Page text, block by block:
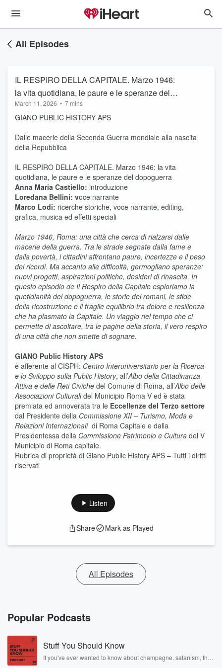
All Episodes
IL RESPIRO DELLA CAPITALE. Marzo 1946:
la vita quotidiana, le paure e le speranze del
dopoguerra
March 11, 2026 • 7 mins
GIANO PUBLIC HISTORY APS
Dalle macerie della Seconda Guerra mondiale alla nascita
della Repubblica
IL RESPIRO DELLA CAPITALE. Marzo 1946: la vita
quotidiana, le paure e le speranze del dopoguerra
Anna Maria Castiello: introduzione
Loredana Bellini: voce narrante
Marco Lodi: ricerche storiche, voce narrante, editing,
grafica, musica ed effetti speciali
Marzo 1946, Roma: una città che cerca di rialzarsi dalle
macerie della guerra. Tra le strade segnate dalla fame e
dalla povertà, i cittadini affrontano paure, incertezze e il peso
dei ricordi. Ma accanto alle difficoltà, germogliano speranze:
nuovi progetti, aspirazioni politiche, desideri di rinascita. In
questo episodio de Il Respiro della Capitale esploriamo la
quotidianità del dopoguerra, le storie dei romani, le sfide
della ricostruzione e il fragile equilibrio tra dolore e resilienza
che ha plasmato la Capitale. Un viaggio nel tempo che ci
permette di ascoltare, tra le pagine della storia, il vero respiro
di una città che non smette di sognare.
GIANO Public History APS
è afferente al CISPH: Centro Interuniversitario per la Ricerca
e lo Sviluppo sulla Public History, all’Albo della Cittadinanza
Attiva e delle Reti Civiche del Comune di Roma, all’Albo delle
Associazioni Culturalidel Municipio Roma V ed è stata
premiata ed annoverata tra le Eccellenze del Terzo settore
dal Presidente della Commissione XII – Turismo, Moda e
Relazioni Internazionali di Roma Capitale e dalla
Presidentessa della Commissione Patrimonio e Cultura del V
Municipio di Roma capitale.
Rubrica di proprietà di Giano Public History APS – Tutti i diritti
riservati
Listen
Share Mark as Played
All Episodes
Popular Podcasts
Stuff You Should Know
If you've ever wanted to know about champagne, satanism, the